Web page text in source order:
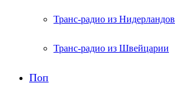
Транс-радио из Нидерландов
Транс-радио из Швейцарии
Поп